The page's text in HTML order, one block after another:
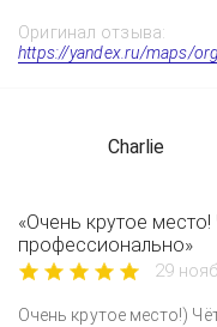
Оригинал отзыва:
https://yandex.ru/maps/
Charlie
«Очень крутое место!
профессионально»
29
Очень крутое место!)